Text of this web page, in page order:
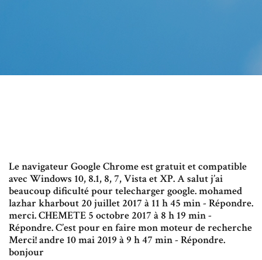
Le navigateur Google Chrome est gratuit et compatible
avec Windows 10, 8.1, 8, 7, Vista et XP. A salut j’ai
beaucoup dificulté pour telecharger google. mohamed
lazhar kharbout 20 juillet 2017 à 11 h 45 min - Répondre.
merci. CHEMETE 5 octobre 2017 à 8 h 19 min -
Répondre. C’est pour en faire mon moteur de recherche
Merci! andre 10 mai 2019 à 9 h 47 min - Répondre.
bonjour